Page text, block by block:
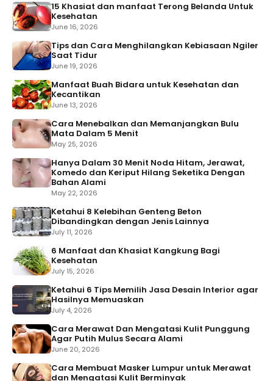
15 Khasiat dan manfaat Terong Belanda Untuk
Kesehatan
June 16, 2026
Tips dan Cara Menghilangkan Kebiasaan Ngiler
Saat Tidur
June 19, 2026
Manfaat Buah Bidara untuk Kesehatan dan
Kecantikan
June 13, 2026
Cara Menebalkan dan Memanjangkan Bulu
Mata Dalam 5 Menit
May 25, 2026
Hanya Dalam 30 Menit Noda Hitam, Jerawat,
Komedo dan Keriput Hilang Seketika Dengan
Bahan Alami
May 22, 2026
Ketahui 8 Kelebihan Genteng Beton
Dibandingkan dengan Jenis Lainnya
July 11, 2026
6 Manfaat dan Khasiat Kangkung Bagi
Kesehatan
July 15, 2026
Ketahui 6 Tips Memilih Jasa Desain Interior agar
Hasilnya Memuaskan
July 4, 2026
Cara Merawat Dan Mengatasi Kulit Punggung
Agar Putih Mulus Secara Alami
June 20, 2026
Cara Membuat Masker Lumpur untuk Merawat
dan Mengatasi Kulit Berminyak